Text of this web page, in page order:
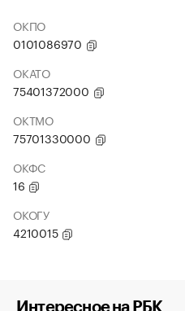
ОКПО
0101086970
ОКАТО
75401372000
ОКТМО
75701330000
ОКФС
16
ОКОГУ
4210015
Интересное на РБК